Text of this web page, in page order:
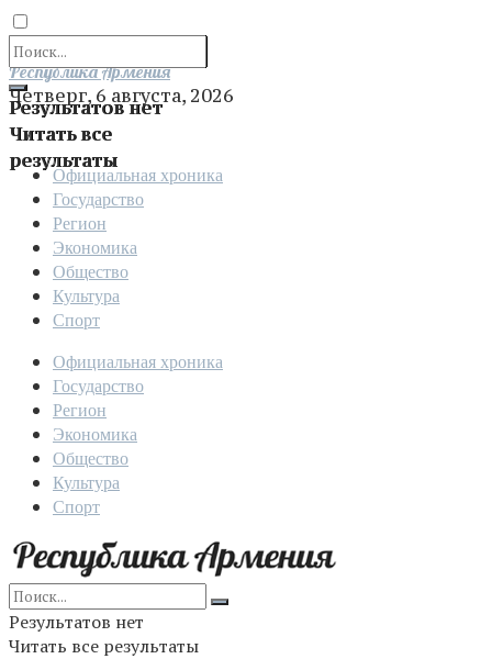
Результатов нет
Читать все
результаты
Отправить
Республика Армения
Четверг, 6 августа, 2026
Официальная хроника
Государство
Регион
Экономика
Общество
Культура
Спорт
Официальная хроника
Государство
Регион
Экономика
Общество
Культура
Спорт
Результатов нет
Читать все результаты